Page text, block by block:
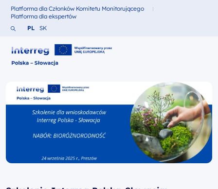
Fundusze dla
Platforma dla Członków Komitetu Monitorującego
Fundusze dla
Platforma dla ekspertów
Szukaj w serwisie
Zmień język na Polski
PL Zmień język na Słowacki
SK